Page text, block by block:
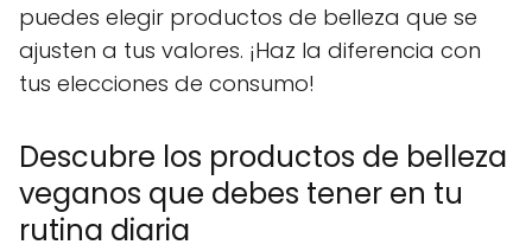
puedes elegir productos de belleza que se
ajusten a tus valores. ¡Haz la diferencia con
tus elecciones de consumo!
Descubre los productos de belleza
veganos que debes tener en tu
rutina diaria